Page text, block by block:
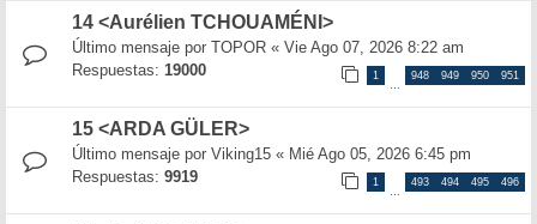
14 <Aurélien TCHOUAMÉNI>
Último mensaje por TOPOR « Vie Ago 07, 2026 8:22 am
Respuestas: 19000 1
…
948 949 950 951
15 <ARDA GÜLER>
Último mensaje por Viking15 « Mié Ago 05, 2026 6:45 pm
Respuestas: 9919 1
…
493 494 495 496